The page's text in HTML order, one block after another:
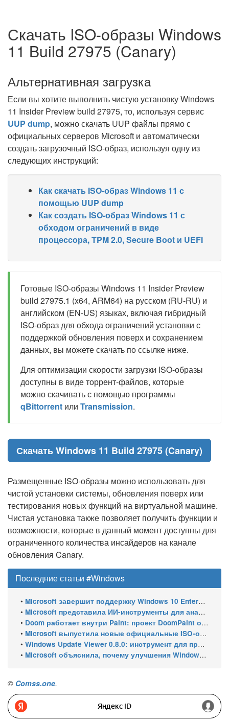
Скачать ISO-образы Windows
11 Build 27975 (Canary)
Альтернативная загрузка
Если вы хотите выполнить чистую установку Windows
11 Insider Preview build 27975, то, используя сервис
UUP dump, можно скачать UUP файлы прямо с
официальных серверов Microsoft и автоматически
создать загрузочный ISO-образ, используя одну из
следующих инструкций:
Как скачать ISO-образ Windows 11 с
помощью UUP dump
Как создать ISO-образ Windows 11 с
обходом ограничений в виде
процессора, TPM 2.0, Secure Boot и UEFI
Готовые ISO-образы Windows 11 Insider Preview
build 27975.1 (x64, ARM64) на русском (RU-RU) и
английском (EN-US) языках, включая гибридный
ISO-образ для обхода ограничений установки с
поддержкой обновления поверх и сохранением
данных, вы можете скачать по ссылке ниже.
Для оптимизации скорости загрузки ISO-образы
доступны в виде торрент-файлов, которые
можно скачивать с помощью программы
qBittorrent или Transmission.
Скачать Windows 11 Build 27975 (Canary)
Размещенные ISO-образы можно использовать для
чистой установки системы, обновления поверх или
тестирования новых функций на виртуальной машине.
Чистая установка также позволяет получить функции и
возможности, которые в данный момент доступны для
ограниченного количества инсайдеров на канале
обновления Canary.
Последние статьи #Windows
• Microsoft завершит поддержку Windows 10 Enterprise LTSC 2021 в январе 2027 года. ESU продлят обновления до января 2030 года
• Microsoft представила ИИ-инструменты для анализа производительности Windows: ETW MCP и WPA MCP
• Doom работает внутри Paint: проект DoomPaint от технического директора Microsoft Azure
• Microsoft выпустила новые официальные ISO-образы Windows 11 для инсайдеров
• Windows Update Viewer 0.8.0: инструмент для просмотра истории обновлений Windows 11 и Windows 10 получил улучшения
• Microsoft объяснила, почему улучшения Windows 11 выходят так медленно
© Comss.one.